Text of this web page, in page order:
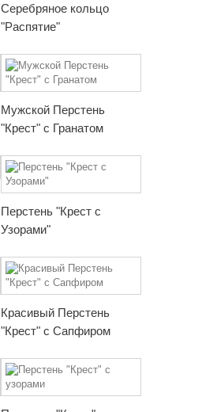
Серебряное кольцо
"Распятие"
Мужской Перстень
"Крест" с Гранатом
Перстень "Крест с
Узорами"
Красивый Перстень
"Крест" с Сапфиром